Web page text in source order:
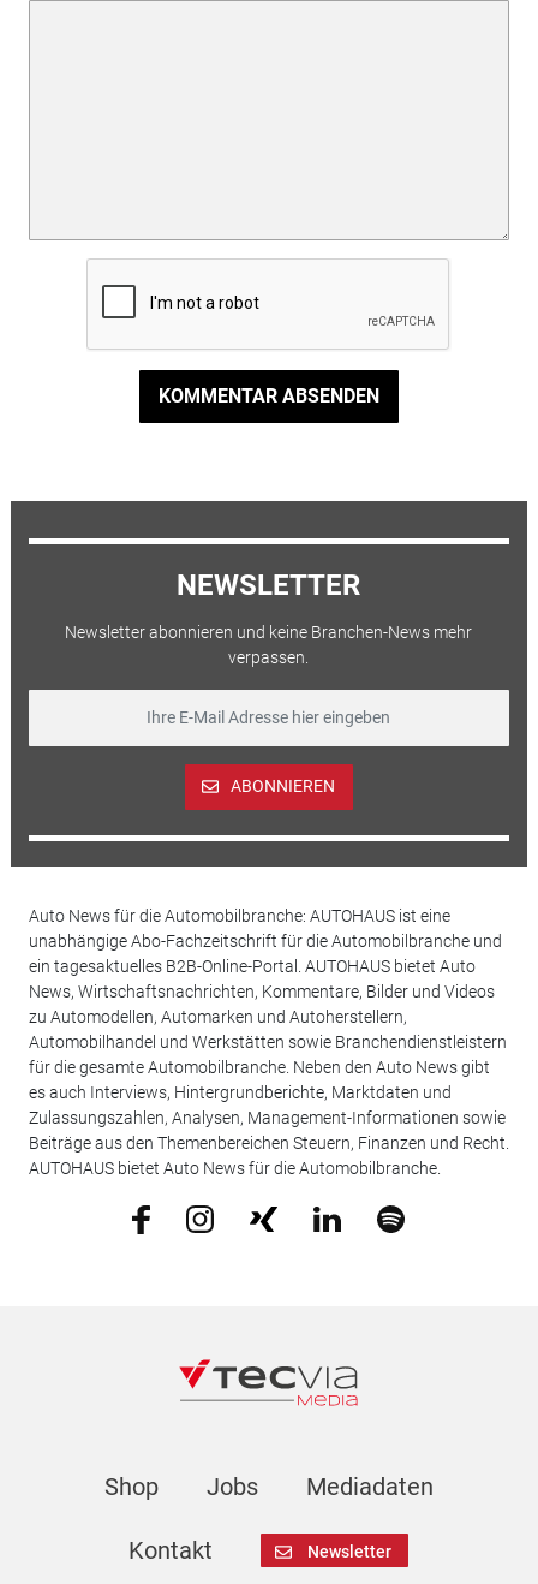
KOMMENTAR ABSENDEN
NEWSLETTER
Newsletter abonnieren und keine Branchen-News mehr
verpassen.
ABONNIEREN
Auto News für die Automobilbranche: AUTOHAUS ist eine
unabhängige Abo-Fachzeitschrift für die Automobilbranche und
ein tagesaktuelles B2B-Online-Portal. AUTOHAUS bietet Auto
News, Wirtschaftsnachrichten, Kommentare, Bilder und Videos
zu Automodellen, Automarken und Autoherstellern,
Automobilhandel und Werkstätten sowie Branchendienstleistern
für die gesamte Automobilbranche. Neben den Auto News gibt
es auch Interviews, Hintergrundberichte, Marktdaten und
Zulassungszahlen, Analysen, Management-Informationen sowie
Beiträge aus den Themenbereichen Steuern, Finanzen und Recht.
AUTOHAUS bietet Auto News für die Automobilbranche.
Shop Jobs Mediadaten
Kontakt Newsletter